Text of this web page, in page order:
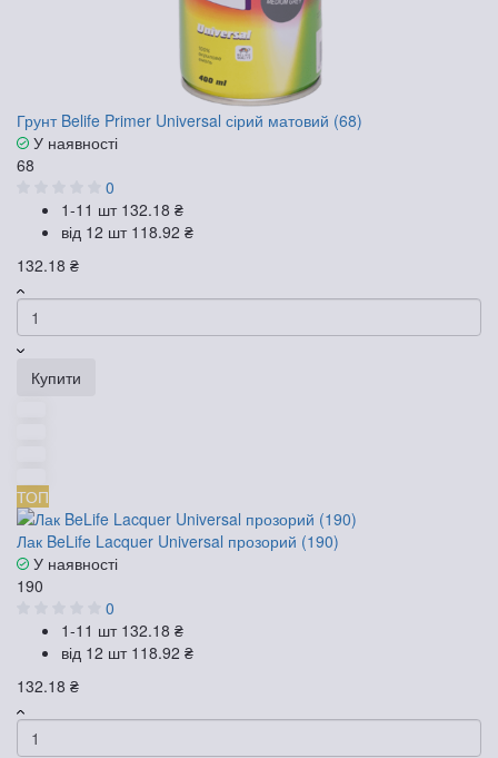
Грунт Belife Primer Universal сірий матовий (68)
У наявності
68
0
1-11 шт 132.18 ₴
від 12 шт 118.92 ₴
132.18 ₴
Купити
ТОП
Лак BeLife Lacquer Universal прозорий (190)
У наявності
190
0
1-11 шт 132.18 ₴
від 12 шт 118.92 ₴
132.18 ₴